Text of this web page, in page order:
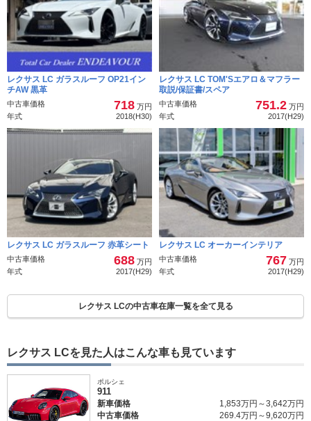
レクサス LC ガラスルーフ OP21イン
チAW 黒革
中古車価格 718 万円
年式
2018(H30)
レクサス LC TOM'Sエアロ＆マフラー
取説/保証書/スペア
中古車価格 751.2 万円
年式
2017(H29)
レクサス LC ガラスルーフ 赤革シート
中古車価格 688 万円
年式
2017(H29)
レクサス LC オーカーインテリア
中古車価格 767 万円
年式
2017(H29)
レクサス LCの中古車在庫一覧を全て見る
レクサス LCを見た人はこんな車も見ています
ポルシェ
911
新車価格
1,853万円～3,642万円
中古車価格
269.4万円～9,620万円